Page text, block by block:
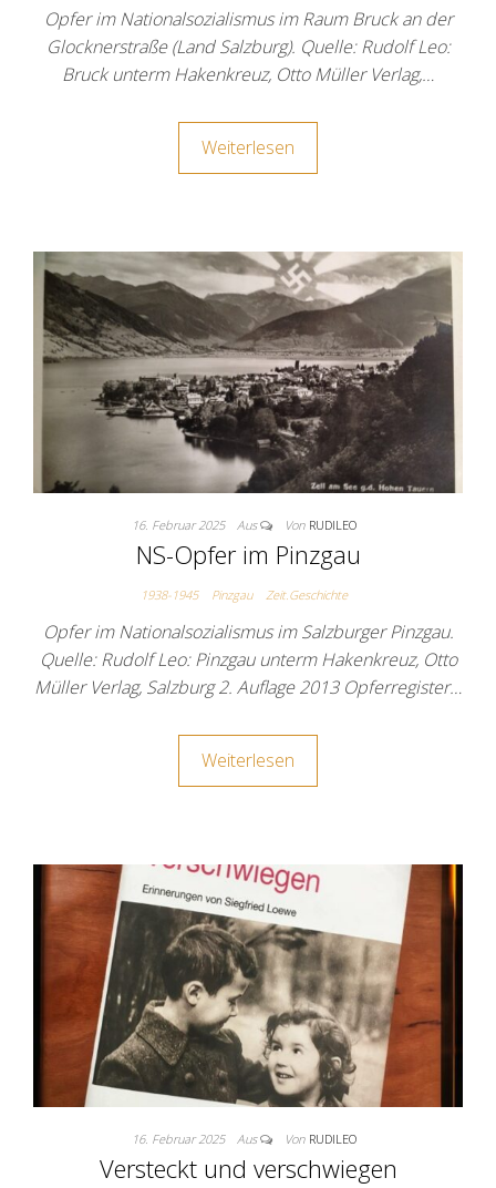
Opfer im Nationalsozialismus im Raum Bruck an der
Glocknerstraße (Land Salzburg). Quelle: Rudolf Leo:
Bruck unterm Hakenkreuz, Otto Müller Verlag,…
Weiterlesen
16. Februar 2025 Aus Von RUDILEO
NS-Opfer im Pinzgau
1938-1945 Pinzgau Zeit.Geschichte
Opfer im Nationalsozialismus im Salzburger Pinzgau.
Quelle: Rudolf Leo: Pinzgau unterm Hakenkreuz, Otto
Müller Verlag, Salzburg 2. Auflage 2013 Opferregister…
Weiterlesen
16. Februar 2025 Aus Von RUDILEO
Versteckt und verschwiegen